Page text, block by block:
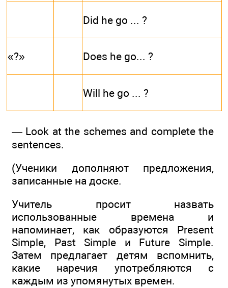
Did he go ... ?
«?» Does he go... ?
Will he go ... ?
— Look at the schemes and complete the
sentences.
(Ученики дополняют предложения,
записанные на доске.
Учитель просит назвать
использованные времена и
напоминает, как образуются Present
Simple, Past Simple и Future Simple.
Затем предлагает детям вспомнить,
какие наречия употребляются с
каждым из упомянутых времен.